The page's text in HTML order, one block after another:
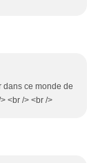
dans ce monde de
<br /> <br />